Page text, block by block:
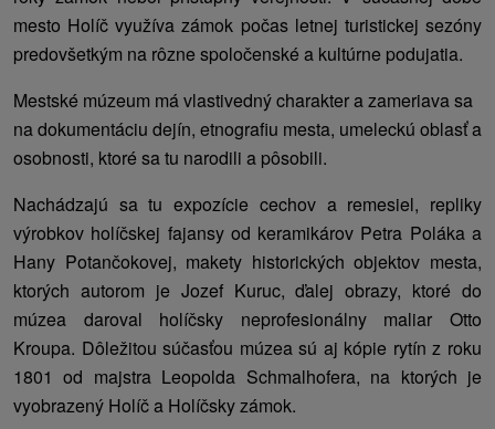
mesto Holíč využíva zámok počas letnej turistickej sezóny
predovšetkým na rôzne spoločenské a kultúrne podujatia.
Mestské múzeum má vlastivedný charakter a zameriava sa
na dokumentáciu dejín, etnografiu mesta, umeleckú oblasť a
osobnosti, ktoré sa tu narodili a pôsobili.
Nachádzajú sa tu expozície cechov a remesiel, repliky
výrobkov holíčskej fajansy od keramikárov Petra Poláka a
Hany Potančokovej, makety historických objektov mesta,
ktorých autorom je Jozef Kuruc, ďalej obrazy, ktoré do
múzea daroval holíčsky neprofesionálny maliar Otto
Kroupa. Dôležitou súčasťou múzea sú aj kópie rytín z roku
1801 od majstra Leopolda Schmalhofera, na ktorých je
vyobrazený Holíč a Holíčsky zámok.